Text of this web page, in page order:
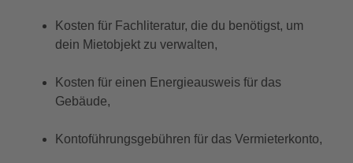
Kosten für Fachliteratur, die du benötigst, um
dein Mietobjekt zu verwalten,
Kosten für einen Energieausweis für das
Gebäude,
Kontoführungsgebühren für das Vermieterkonto,